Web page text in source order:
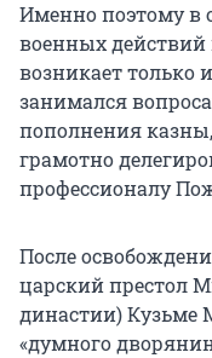
Именно поэтому в
военных
возникает только
занимался
пополнения
грамотно
профессионалу
После
царский престол
династии)
«думного